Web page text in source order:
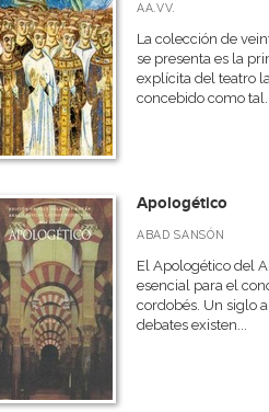
AA.VV.
La colección de
se presenta es la
explícita del teatro
concebido como
Apologético
ABAD SANSÓN
El Apologético del
esencial para el
cordobés. Un siglo
debates existen...